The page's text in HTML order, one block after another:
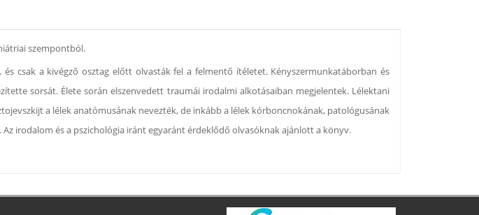
szempontból.
csak a kivégző osztag előtt olvasták fel a felmentő ítéletet. Kényszermunkatáborban és
sorsát. Élete során elszenvedett traumái irodalmi alkotásaiban megjelentek. Lélektani
a lélek anatómusának nevezték, de inkább a lélek kórboncnokának, patológusának
irodalom és a pszichológia iránt egyaránt érdeklődő olvasóknak ajánlott a könyv.